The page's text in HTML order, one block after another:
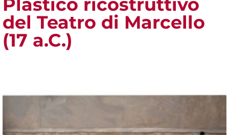
del Teatro di Marcello
(17 a.C.)